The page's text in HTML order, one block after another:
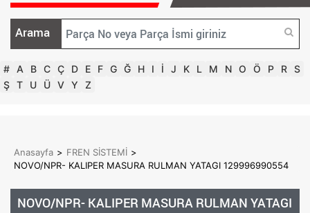
Arama
# A B C Ç D E F G Ğ H I İ J K L M N O Ö P R S
Ş T U Ü V Y Z
Anasayfa > FREN SİSTEMİ >
NOVO/NPR- KALIPER MASURA RULMAN YATAGI 129996990554
NOVO/NPR- KALIPER MASURA RULMAN YATAGI